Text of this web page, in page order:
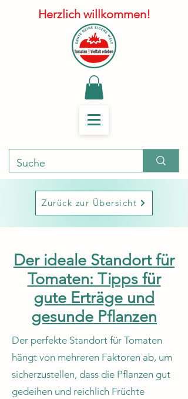
Herzlich willkommen!
Zurück zur Übersicht
Der ideale Standort für
Tomaten: Tipps für
gute Erträge und
gesunde Pflanzen
Der perfekte Standort für Tomaten
hängt von mehreren Faktoren ab, um
sicherzustellen, dass die Pflanzen gut
gedeihen und reichlich Früchte